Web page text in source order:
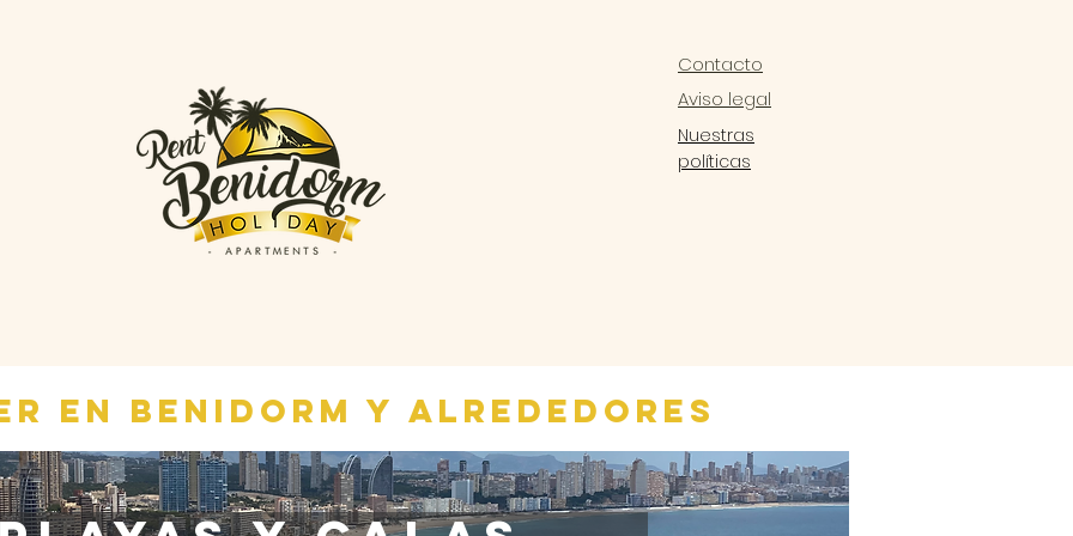
Contacto
Aviso legal
Nuestras
políticas
EN BENIDORM Y ALREDEDORES